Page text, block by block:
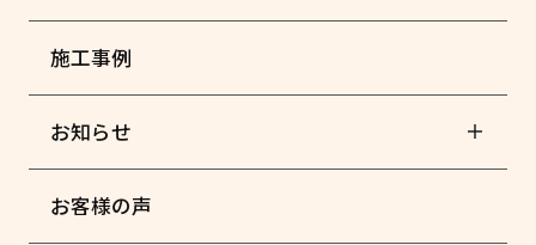
施工事例
お知らせ
お客様の声